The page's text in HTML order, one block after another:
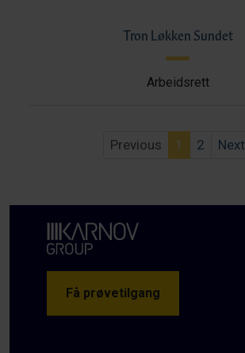
Tron Løkken Sundet
Arbeidsrett
Previous 1 2 Next
Få prøvetilgang